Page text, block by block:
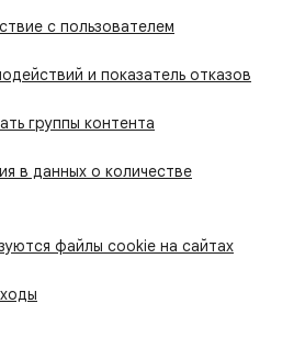
с пользователем
и показатель отказов
группы контента
в данных о количестве
файлы cookie на сайтах